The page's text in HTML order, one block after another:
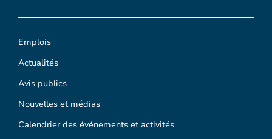
Emplois
Actualités
Avis publics
Nouvelles et médias
Calendrier des événements et activités